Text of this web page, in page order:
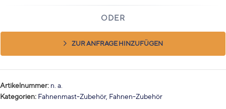
ZUR ANFRAGE HINZUFÜGEN
Artikelnummer: n. a.
Kategorien: Fahnenmast-Zubehör, Fahnen-Zubehör